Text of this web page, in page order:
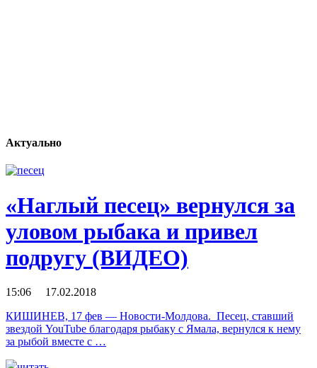
Актуально
«Наглый песец» вернулся за
уловом рыбака и привел
подругу (ВИДЕО)
15:06 17.02.2018
КИШИНЕВ, 17 фев — Новости-Молдова. Песец, ставший
звездой YouTube благодаря рыбаку с Ямала, вернулся к нему
за рыбой вместе с …